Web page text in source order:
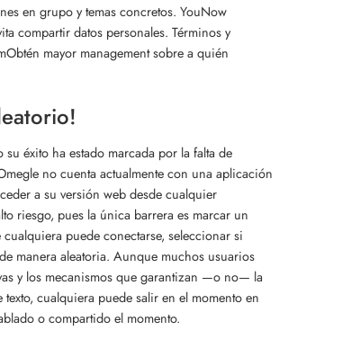
en grupo y temas concretos. YouNow
compartir datos personales. Términos y
mayor management sobre a quién
éxito ha estado marcada por la falta de
no cuenta actualmente con una aplicación
a su versión web desde cualquier
riesgo, pues la única barrera es marcar un
puede conectarse, seleccionar si
manera aleatoria. Aunque muchos usuarios
y los mecanismos que garantizan —o no— la
cualquiera puede salir en el momento en
o compartido el momento.